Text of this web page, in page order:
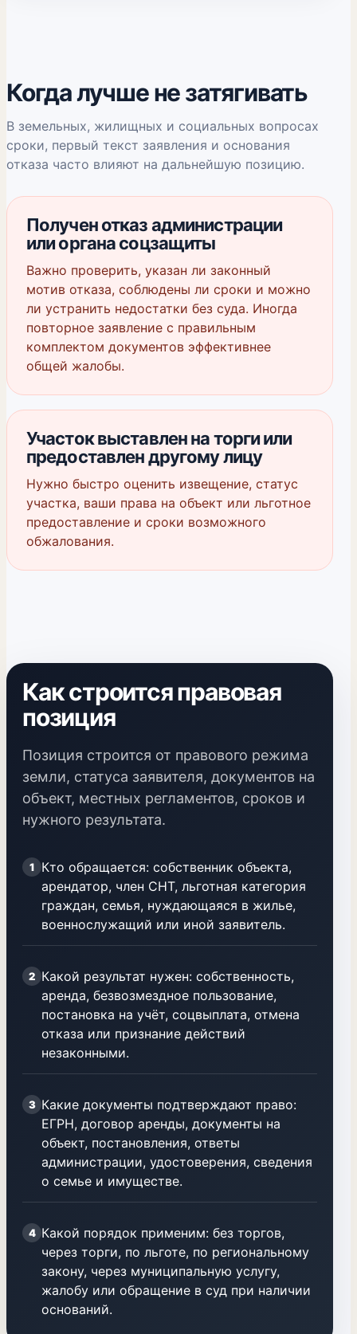
Когда лучше не затягивать
В земельных, жилищных и социальных вопросах
сроки, первый текст заявления и основания
отказа часто влияют на дальнейшую позицию.
Получен отказ администрации
или органа соцзащиты
Важно проверить, указан ли законный
мотив отказа, соблюдены ли сроки и можно
ли устранить недостатки без суда. Иногда
повторное заявление с правильным
комплектом документов эффективнее
общей жалобы.
Участок выставлен на торги или
предоставлен другому лицу
Нужно быстро оценить извещение, статус
участка, ваши права на объект или льготное
предоставление и сроки возможного
обжалования.
Как строится правовая
позиция
Позиция строится от правового режима
земли, статуса заявителя, документов на
объект, местных регламентов, сроков и
нужного результата.
1
Кто обращается: собственник объекта,
арендатор, член СНТ, льготная категория
граждан, семья, нуждающаяся в жилье,
военнослужащий или иной заявитель.
2 Какой результат нужен: собственность,
аренда, безвозмездное пользование,
постановка на учёт, соцвыплата, отмена
отказа или признание действий
незаконными.
3 Какие документы подтверждают право:
ЕГРН, договор аренды, документы на
объект, постановления, ответы
администрации, удостоверения, сведения
о семье и имуществе.
4 Какой порядок применим: без торгов,
через торги, по льготе, по региональному
закону, через муниципальную услугу,
жалобу или обращение в суд при наличии
оснований.